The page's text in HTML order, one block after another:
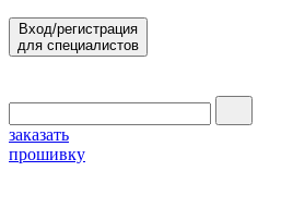
Вход/регистрация
для специалистов
заказать
прошивку